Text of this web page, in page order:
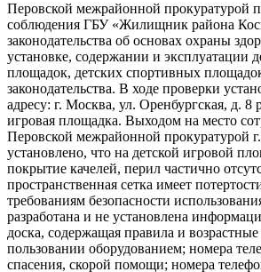
Перовской межрайонной прокуратурой
соблюдения ГБУ «Жилищник района
законодательства об основах охраны
установке, содержании и эксплуатации
площадок, детских спортивных
законодательства. В ходе проверки
адресу: г. Москва, ул. Оренбургская, д. 8
игровая площадка. Выходом на место
Перовской межрайонной прокуратурой
установлено, что на детской игровой
покрытие качелей, перил частично
пространственная сетка имеет
требованиям безопасности
разработана и не установлена
доска, содержащая правила и
пользовании оборудованием; номера
спасения, скорой помощи; номера